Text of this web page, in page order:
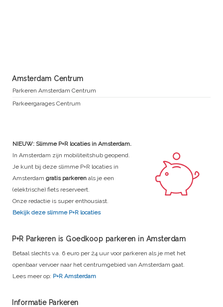
Amsterdam Centrum
Parkeren Amsterdam Centrum
Parkeergarages Centrum
NIEUW: Slimme P+R locaties in Amsterdam.
In Amsterdam zijn mobiliteitshub geopend.
Je kunt bij deze slimme P+R locaties in
Amsterdam gratis parkeren als je een
(elektrische) fiets reserveert.
Onze redactie is super enthousiast.
Bekijk deze slimme P+R locaties
P+R Parkeren is Goedkoop parkeren in Amsterdam
Betaal slechts v.a. 6 euro per 24 uur voor parkeren als je met het
openbaar vervoer naar het centrumgebied van Amsterdam gaat.
Lees meer op: P+R Amsterdam
Informatie Parkeren